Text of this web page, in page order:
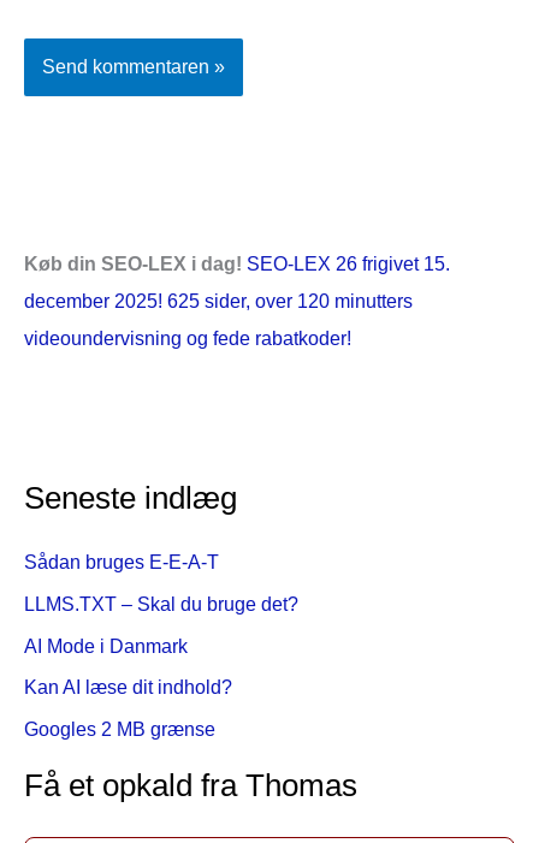
Køb din SEO-LEX i dag! SEO-LEX 26 frigivet 15.
december 2025! 625 sider, over 120 minutters
videoundervisning og fede rabatkoder!
Seneste indlæg
Sådan bruges E-E-A-T
LLMS.TXT – Skal du bruge det?
AI Mode i Danmark
Kan AI læse dit indhold?
Googles 2 MB grænse
Få et opkald fra Thomas